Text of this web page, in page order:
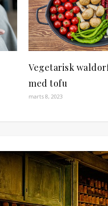
Vegetarisk
med tofu
marts 8, 2023